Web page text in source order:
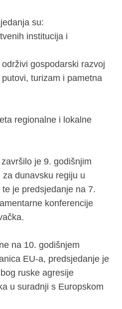
su:
institucija i
gospodarski razvoj
turizam i pametna
regionalne i lokalne
je 9. godišnjim
dunavsku regiju u
je predsjedanje na 7.
konferencije
na 10. godišnjem
EU-a, predsjedanje je
ruske agresije
u suradnji s Europskom